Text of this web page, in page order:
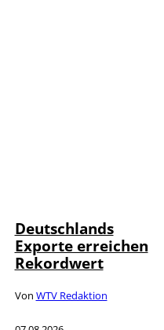
Deutschlands
Exporte erreichen
Rekordwert
Von WTV Redaktion